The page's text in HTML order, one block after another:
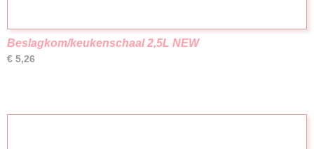
Beslagkom/keukenschaal 2,5L NEW
€ 5,26